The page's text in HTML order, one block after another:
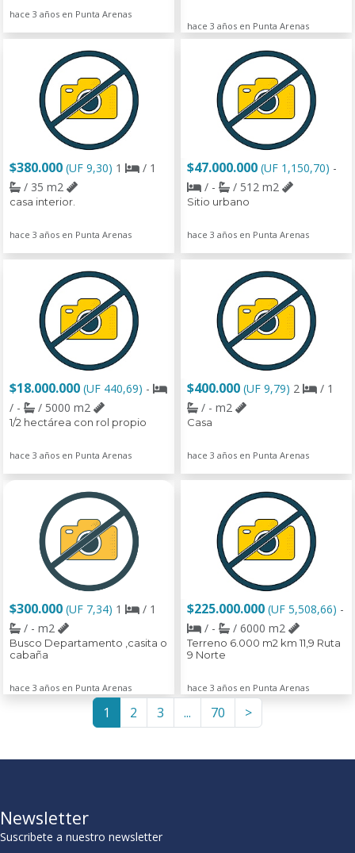
hace 3 años en Punta Arenas
hace 3 años en Punta Arenas
$380.000 (UF 9,30) 1
/ 1
/ 35 m2
casa interior.
hace 3 años en Punta Arenas
$47.000.000 (UF 1,150,70) -
/ -
/ 512 m2
Sitio urbano
hace 3 años en Punta Arenas
$18.000.000 (UF 440,69) -
/ -
/ 5000 m2
1/2 hectárea con rol propio
hace 3 años en Punta Arenas
$400.000 (UF 9,79) 2
/ 1
/ - m2
Casa
hace 3 años en Punta Arenas
$300.000 (UF 7,34) 1
/ 1
/ - m2
Busco Departamento ,casita o
cabaña
hace 3 años en Punta Arenas
$225.000.000 (UF 5,508,66) -
/ -
/ 6000 m2
Terreno 6.000 m2 km 11,9 Ruta
9 Norte
hace 3 años en Punta Arenas
1 2 3 ... 70 >
Newsletter
Suscribete a nuestro newsletter